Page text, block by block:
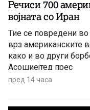
Речиси 700
војната со Иран
Тие се повредени
врз американските
како и во други
Асошиејтед прес
пред 14 часа